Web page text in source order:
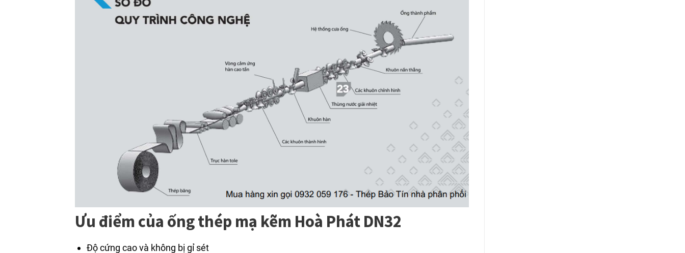
Ưu điểm của ống thép mạ kẽm Hoà Phát DN32
Độ cứng cao và không bị gỉ sét